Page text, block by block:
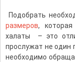
Подобрать
размеров,
халаты – это
прослужат не один
необходимо